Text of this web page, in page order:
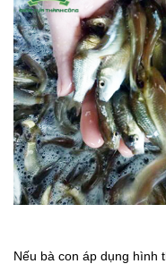
Nếu bà con áp dụng hình